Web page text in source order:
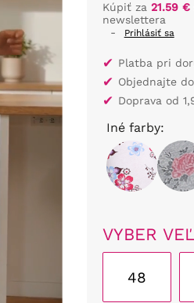
Kúpiť za 21.59 €
newslettera
-
Prihlásiť sa
✔ Platba pri
✔ Objednajte
✔ Doprava od
Iné farby:
VYBER
48